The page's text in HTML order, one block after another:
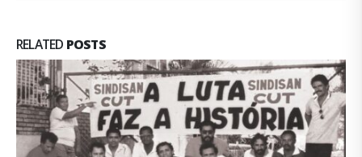
RELATED POSTS